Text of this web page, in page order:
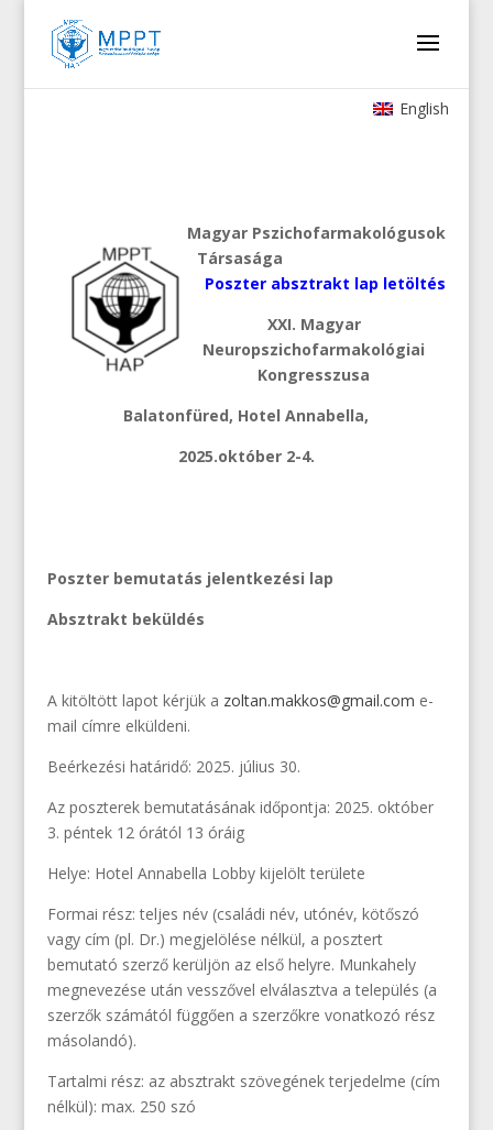
English
Magyar Pszichofarmakológusok
Társasága
Poszter absztrakt lap letöltés
XXI. Magyar
Neuropszichofarmakológiai
Kongresszusa
Balatonfüred, Hotel Annabella,
2025.október 2-4.
Poszter bemutatás jelentkezési lap
Absztrakt beküldés
A kitöltött lapot kérjük a zoltan.makkos@gmail.com e-
mail címre elküldeni.
Beérkezési határidő: 2025. július 30.
Az poszterek bemutatásának időpontja: 2025. október
3. péntek 12 órától 13 óráig
Helye: Hotel Annabella Lobby kijelölt területe
Formai rész: teljes név (családi név, utónév, kötőszó
vagy cím (pl. Dr.) megjelölése nélkül, a posztert
bemutató szerző kerüljön az első helyre. Munkahely
megnevezése után vesszővel elválasztva a település (a
szerzők számától függően a szerzőkre vonatkozó rész
másolandó).
Tartalmi rész: az absztrakt szövegének terjedelme (cím
nélkül): max. 250 szó